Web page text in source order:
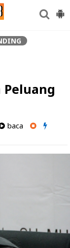
Peluang
baca